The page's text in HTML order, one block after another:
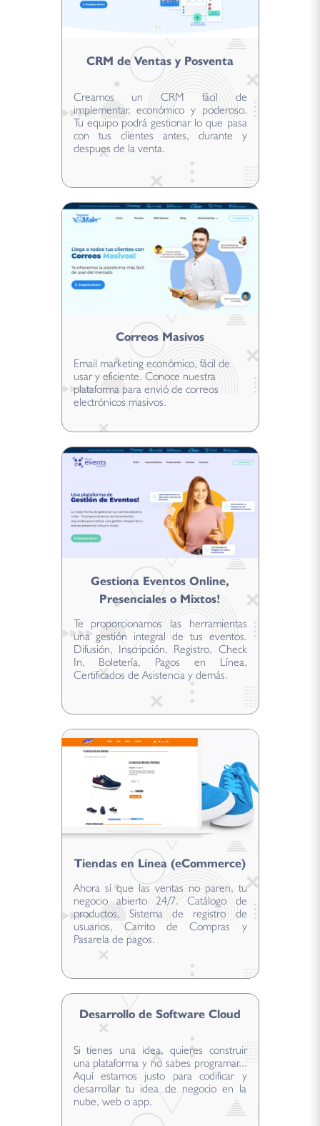
CRM de Ventas y Posventa
Creamos un CRM fácil de
implementar, económico y poderoso.
Tu equipo podrá gestionar lo que pasa
con tus clientes antes, durante y
despues de la venta.
Correos Masivos
Email marketing económico, fácil de
usar y eficiente. Conoce nuestra
plataforma para envió de correos
electrónicos masivos.
Gestiona Eventos Online,
Presenciales o Mixtos!
Te proporcionamos las herramientas
una gestión integral de tus eventos.
Difusión, Inscripción, Registro, Check
In, Boletería, Pagos en Línea,
Certificados de Asistencia y demás.
Tiendas en Línea (eCommerce)
Ahora sí que las ventas no paren, tu
negocio abierto 24/7. Catálogo de
productos, Sistema de registro de
usuarios, Carrito de Compras y
Pasarela de pagos.
Desarrollo de Software Cloud
Si tienes una idea, quieres construir
una plataforma y no sabes programar...
Aquí estamos justo para codificar y
desarrollar tu idea de negocio en la
nube, web o app.